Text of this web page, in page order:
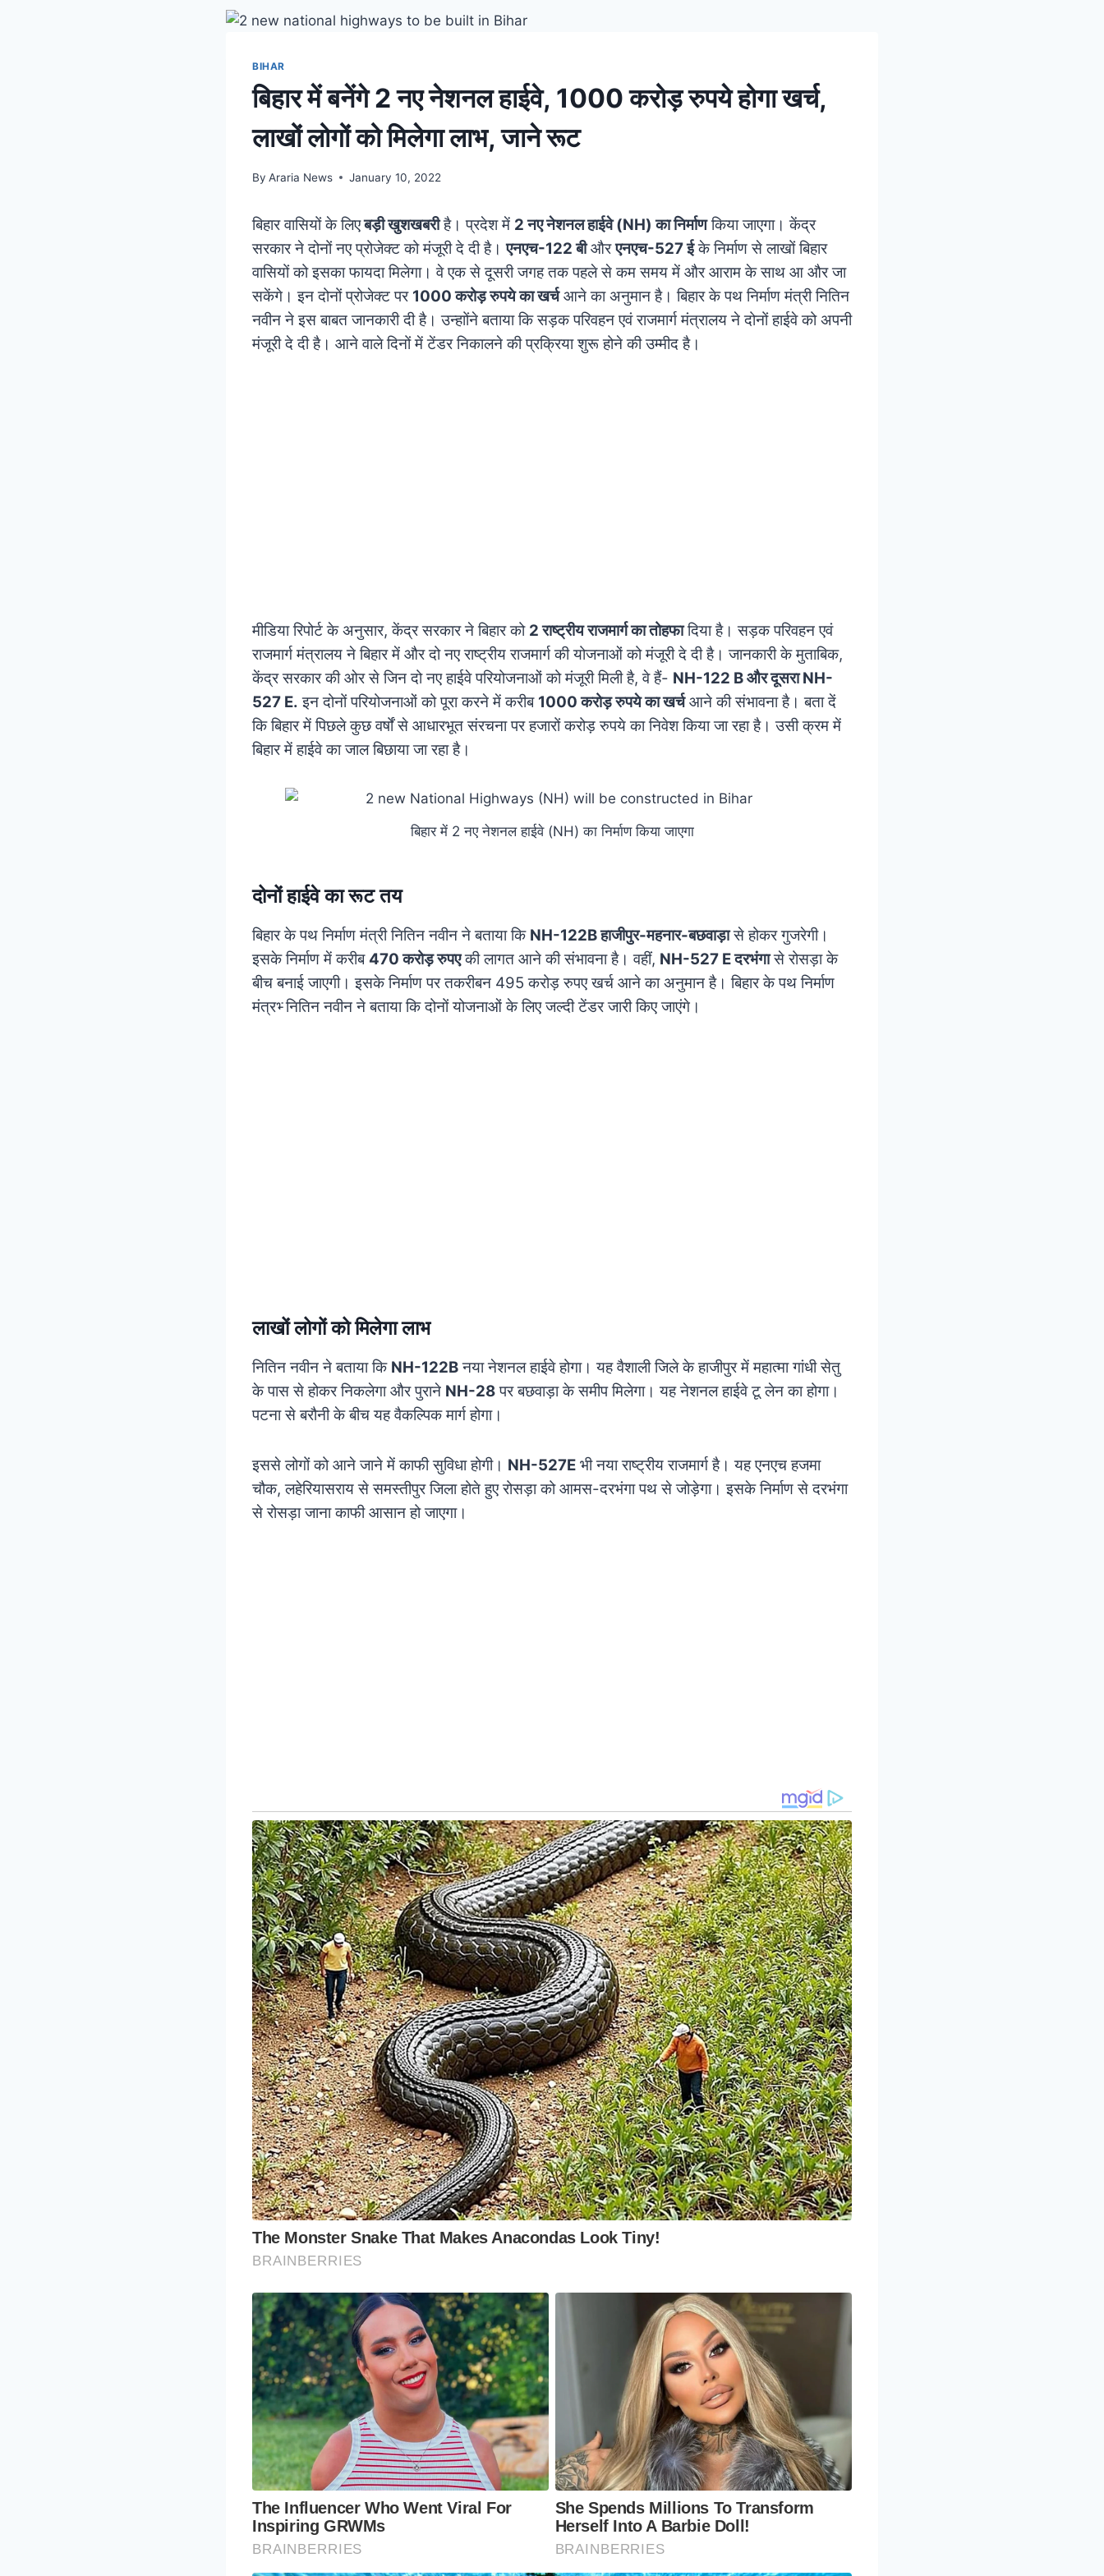
BIHAR
बिहार में बनेंगे 2 नए नेशनल हाईवे, 1000 करोड़ रुपये होगा खर्च,
लाखों लोगों को मिलेगा लाभ, जाने रूट
By Araria News January 10, 2022
बिहार वासियों के लिएबड़ी खुशखबरीहै। प्रदेश में 2 नए नेशनल हाईवे (NH) का निर्माणकिया जाएगा। केंद्र
सरकार ने दोनों नए प्रोजेक्‍ट को मंजूरी दे दी है।एनएच-122 बीऔरएनएच-527 ईके निर्माण से लाखों बिहार
वासियों को इसका फायदा मिलेगा। वे एक से दूसरी जगह तक पहले से कम समय में और आराम के साथ आ और जा
सकेंगे। इन दोनों प्रोजेक्‍ट पर 1000 करोड़ रुपये का खर्चआने का अनुमान है। बिहार के पथ निर्माण मंत्री नितिन
नवीन ने इस बाबत जानकारी दी है। उन्‍हाोंने बताया कि सड़क परिवहन एवं राजमार्ग मंत्रालय ने दोनों हाईवे को अपनी
मंजूरी दे दी है। आने वाले दिनों में टेंडर निकालने की प्रक्रिया शुरू होने की उम्‍मीद है।
मीडिया रिपोर्ट के अनुसार, केंद्र सरकार ने बिहार को 2 राष्ट्रीय राजमार्ग का तोहफादिया है। सड़क परिवहन एवं
राजमार्ग मंत्रालय ने बिहार में और दो नए राष्ट्रीय राजमार्ग की योजनाओं को मंजूरी दे दी है। जानकारी के मुताबिक,
केंद्र सरकार की ओर से जिन दो नए हाईवे परियोजनाओं को मंजूरी मिली है, वे हैं- NH-122 B और दूसरा NH-
527 E. इन दोनों परियोजनाओं को पूरा करने में करीब 1000 करोड़ रुपये का खर्चआने की संभावना है। बता दें
कि बिहार में पिछले कुछ वर्षों से आधारभूत संरचना पर हजारों करोड़ रुपये का निवेश किया जा रहा है। उसी क्रम में
बिहार में हाईवे का जाल बिछाया जा रहा है।
बिहार में 2 नए नेशनल हाईवे (NH) का निर्माण किया जाएगा
दोनों हाईवे का रूट तय
बिहार के पथ निर्माण मंत्री नितिन नवीन ने बताया कि NH-122B हाजीपुर-महनार-बछवाड़ासे होकर गुजरेगी।
इसके निर्माण में करीब 470 करोड़ रुपएकी लागत आने की संभावना है। वहीं, NH-527 E दरभंगासे रोसड़ा के
बीच बनाई जाएगी। इसके निर्माण पर तकरीबन 495 करोड़ रुपए खर्च आने का अनुमान है। बिहार के पथ निर्माण
मंत्रभ्‍ नितिन नवीन ने बताया कि दोनों योजनाओं के लिए जल्दी टेंडर जारी किए जाएंगे।
लाखों लोगों को मिलेगा लाभ
नितिन नवीन ने बताया कि NH-122Bनया नेशनल हाईवे होगा। यह वैशाली जिले के हाजीपुर में महात्मा गांधी सेतु
के पास से होकर निकलेगा और पुराने NH-28पर बछवाड़ा के समीप मिलेगा। यह नेशनल हाईवे टू लेन का होगा।
पटना से बरौनी के बीच यह वैकल्पिक मार्ग होगा।
इससे लोगों को आने जाने में काफी सुविधा होगी। NH-527E भी नया राष्ट्रीय राजमार्ग है। यह एनएच हजमा
चौक, लहेरियासराय से समस्तीपुर जिला होते हुए रोसड़ा को आमस-दरभंगा पथ से जोड़ेगा। इसके निर्माण से दरभंगा
से रोसड़ा जाना काफी आसान हो जाएगा।